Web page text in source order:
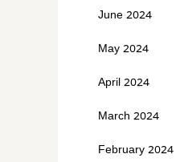
June 2024
May 2024
April 2024
March 2024
February 2024